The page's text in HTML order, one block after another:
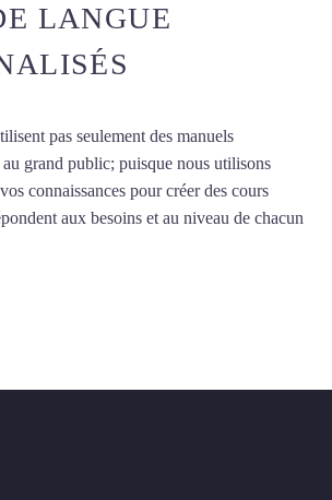
LANGUE
pas seulement des manuels
au grand public; puisque nous utilisons
connaissances pour créer des cours
aux besoins et au niveau de chacun